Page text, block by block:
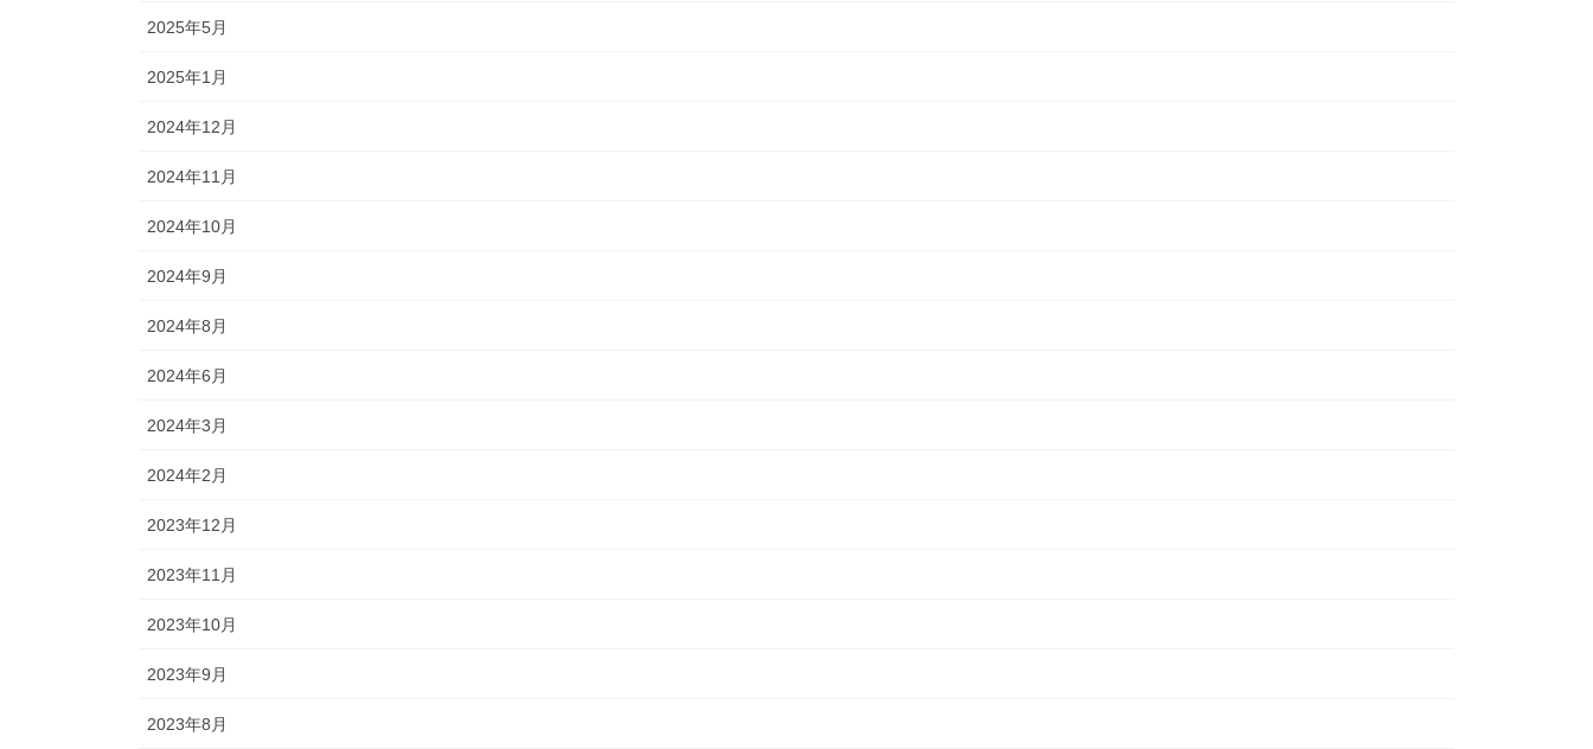
2025年5月
2025年1月
2024年12月
2024年11月
2024年10月
2024年9月
2024年8月
2024年6月
2024年3月
2024年2月
2023年12月
2023年11月
2023年10月
2023年9月
2023年8月